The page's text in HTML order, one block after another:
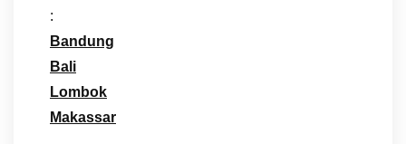
:
Bandung
Bali
Lombok
Makassar